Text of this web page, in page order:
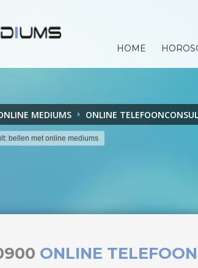
HOME
MEDIUMS ONLINE
bellen met online mediums
ONLINE